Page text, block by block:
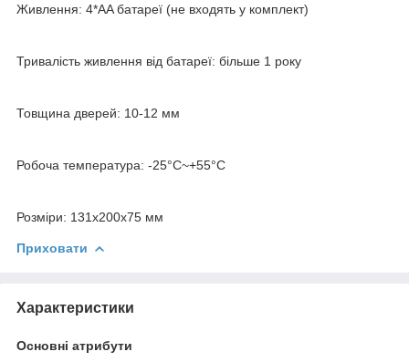
Живлення: 4*AA батареї (не входять у комплект)
Тривалість живлення від батареї: більше 1 року
Товщина дверей: 10-12 мм
Робоча температура: -25°C~+55°C
Розміри: 131х200х75 мм
Приховати
Характеристики
Основні атрибути